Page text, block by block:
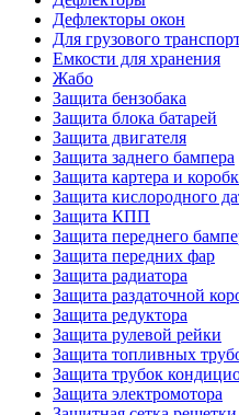
Дефлекторы окон
Для грузового
Емкости для хранения
Жабо
Защита бензобака
Защита блока батарей
Защита двигателя
Защита заднего бампера
Защита картера и
Защита кислородного
Защита КПП
Защита переднего
Защита передних фар
Защита радиатора
Защита раздаточной
Защита редуктора
Защита рулевой рейки
Защита топливных
Защита трубок
Защита электромотора